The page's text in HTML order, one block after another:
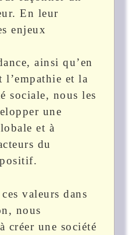
En leur
enjeux
ainsi qu’en
l’empathie et la
sociale, nous les
une
et à
du
valeurs dans
nous
créer une société